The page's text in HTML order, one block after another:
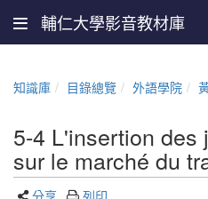
輔仁大學影音教材庫
知識庫 目錄總覽 外語學院
5-4 L'insertion des
sur le marché du
分享 列印